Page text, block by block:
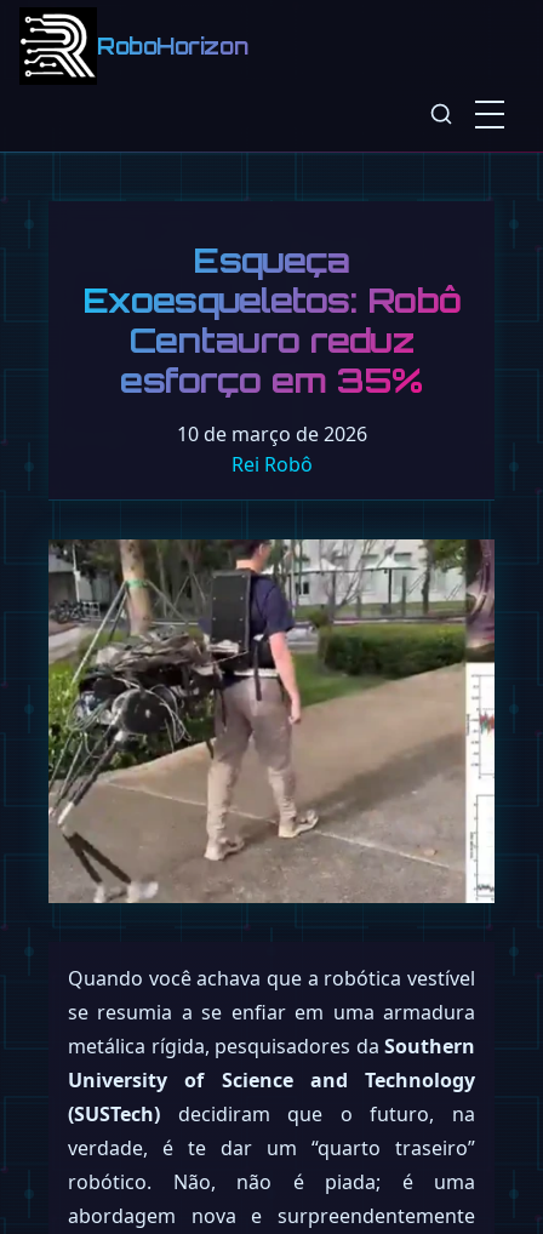
RoboHorizon
Esqueça
Exoesqueletos: Robô
Centauro reduz
esforço em 35%
10 de março de 2026
Rei Robô
Quando você achava que a robótica vestível
se resumia a se enfiar em uma armadura
metálica rígida, pesquisadores da Southern
University of Science and Technology
(SUSTech) decidiram que o futuro, na
verdade, é te dar um “quarto traseiro”
robótico. Não, não é piada; é uma
abordagem nova e surpreendentemente